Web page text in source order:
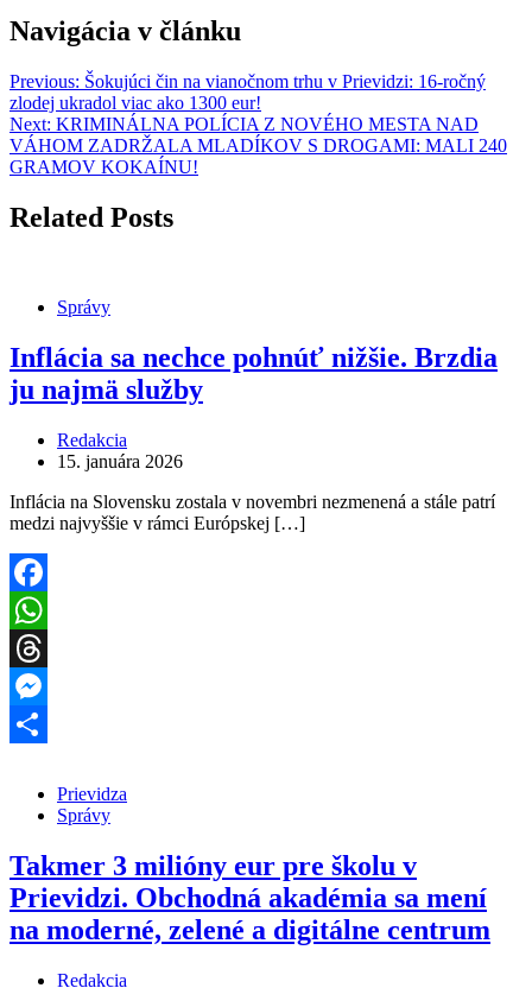
Navigácia v článku
Previous: Šokujúci čin na vianočnom trhu v Prievidzi: 16-ročný
zlodej ukradol viac ako 1300 eur!
Next: KRIMINÁLNA POLÍCIA Z NOVÉHO MESTA NAD
VÁHOM ZADRŽALA MLADÍKOV S DROGAMI: MALI 240
GRAMOV KOKAÍNU!
Related Posts
Správy
Inflácia sa nechce pohnúť nižšie. Brzdia
ju najmä služby
Redakcia
15. januára 2026
Inflácia na Slovensku zostala v novembri nezmenená a stále patrí
medzi najvyššie v rámci Európskej […]
Facebook
WhatsApp
Threads
Messenger
Prievidza
Správy
Takmer 3 milióny eur pre školu v
Prievidzi. Obchodná akadémia sa mení
na moderné, zelené a digitálne centrum
Redakcia